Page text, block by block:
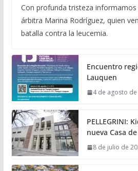
Con profunda tristeza
árbitra Marina Rodríguez, quien
batalla contra la leucemia.
Encuentro
Lauquen
4 de agosto
PELLEGRINI:
nueva Casa
8 de julio de